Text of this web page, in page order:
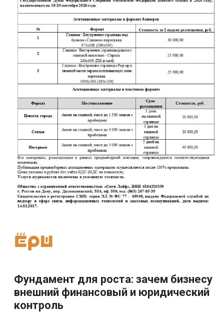
Фундамент для роста: зачем бизнесу
внешний финансовый и юридический
контроль